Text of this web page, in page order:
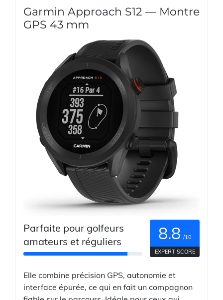
Garmin Approach S12 — Montre
GPS 43 mm
Parfaite pour golfeurs
amateurs et réguliers
8.8 /10
EXPERT SCORE
Elle combine précision GPS, autonomie et
interface épurée, ce qui en fait un compagnon